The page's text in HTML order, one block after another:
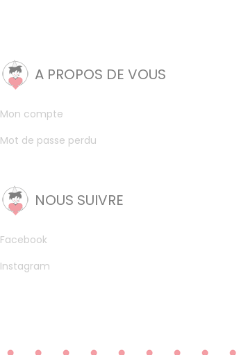
A PROPOS DE VOUS
Mon compte
Mot de passe perdu
NOUS SUIVRE
Facebook
Instagram